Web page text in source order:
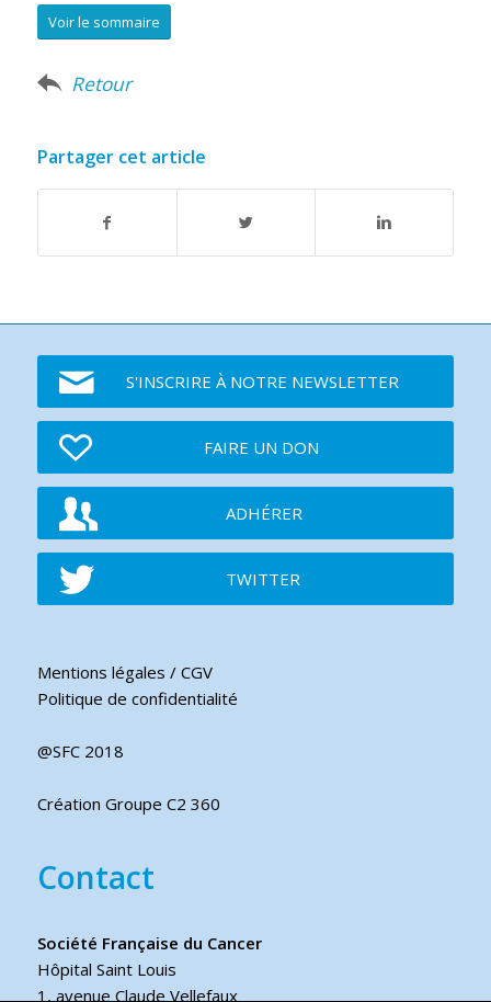
Voir le sommaire
Retour
Partager cet article
S'INSCRIRE À NOTRE NEWSLETTER
FAIRE UN DON
ADHÉRER
TWITTER
Mentions légales / CGV
Politique de confidentialité
@SFC 2018
Création Groupe C2 360
Contact
Société Française du Cancer
Hôpital Saint Louis
1, avenue Claude Vellefaux